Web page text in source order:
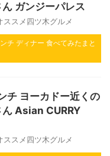
ガンジーパレス
スメ四ツ木グルメ
チ ディナー 食べてみたまと
チ ヨーカドー近くの
Asian CURRY
スメ四ツ木グルメ